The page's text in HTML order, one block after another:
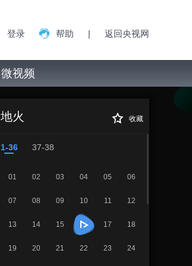
登录 帮助 | 返回央视网
微视频
地火 收藏
1-36 37-38
01 02 03 04 05 06
07 08 09 10 11 12
13 14 15 17 18
19 20 21 22 23 24